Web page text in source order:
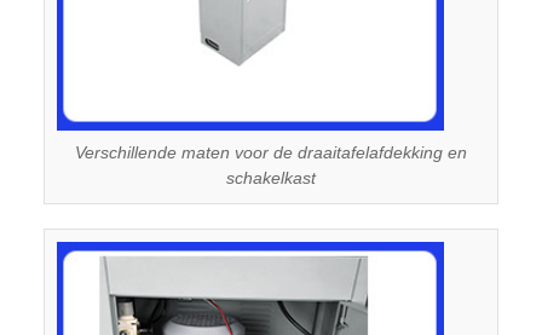
Verschillende maten voor de draaitafelafdekking en
schakelkast